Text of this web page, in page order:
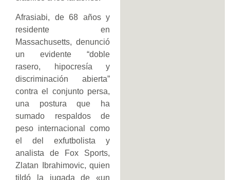
Afrasiabi, de 68 años y
residente en
Massachusetts, denunció
un evidente “doble
rasero, hipocresía y
discriminación abierta”
contra el conjunto persa,
una postura que ha
sumado respaldos de
peso internacional como
el del exfutbolista y
analista de Fox Sports,
Zlatan Ibrahimovic, quien
tildó la jugada de «un